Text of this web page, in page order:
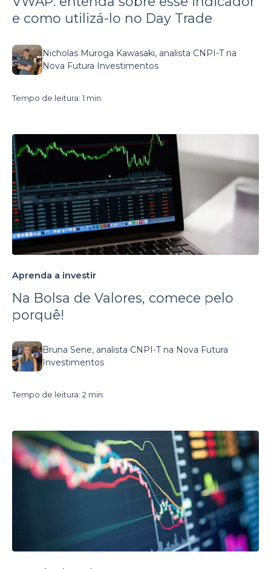
e como utilizá-lo no Day Trade
Nicholas Muroga Kawasaki, analista CNPI-T na
Nova Futura Investimentos
Tempo de leitura: 1 min.
Aprenda a investir
Na Bolsa de Valores, comece pelo
porquê!
Bruna Sene, analista CNPI-T na Nova Futura
Investimentos
Tempo de leitura: 2 min.